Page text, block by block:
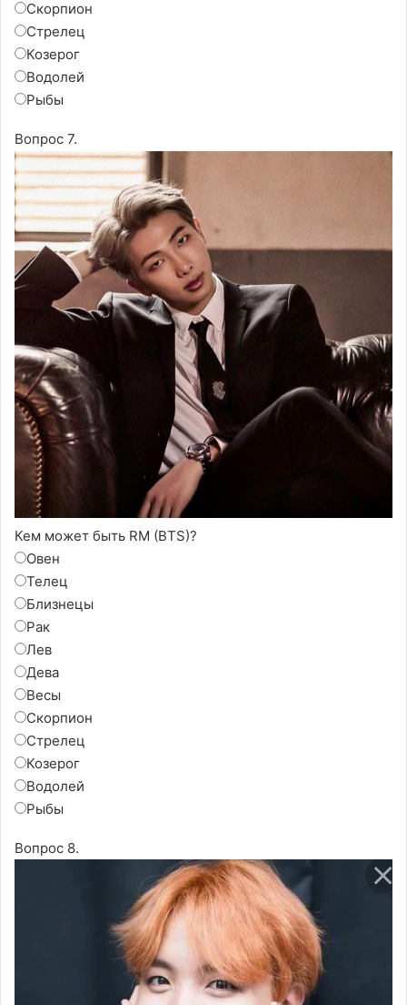
Скорпион
Стрелец
Козерог
Водолей
Рыбы
Вопрос 7.
Кем может быть RM (BTS)?
Овен
Телец
Близнецы
Рак
Лев
Дева
Весы
Скорпион
Стрелец
Козерог
Водолей
Рыбы
Вопрос 8.